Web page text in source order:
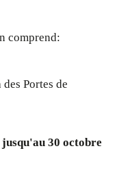
comprend:
Portes de
30 octobre